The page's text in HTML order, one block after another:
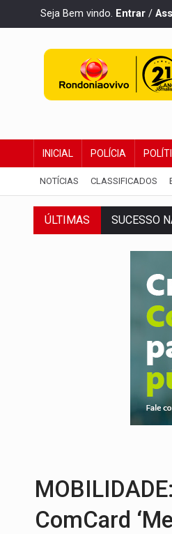
Seja Bem vindo. Entrar /
INICIAL POLÍCIA
NOTÍCIAS CLASSIFICADOS
ÚLTIMAS
SUCESSO
ECONOMIA:
DIA DOS
MEGA SENA:
Publicação
ComCard